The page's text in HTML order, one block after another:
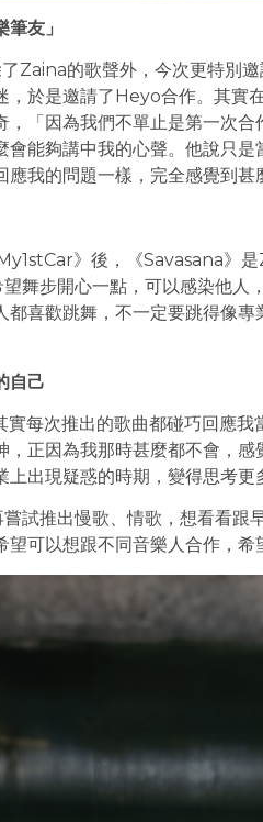
友」
了Zaina的歌聲外，今次更特別
，於是邀請了Heyo合作。其實
，「因為我們不單止是第一次
會能夠講中我的心聲。他說只
應我的問題一樣，完全感覺到甚
》後，《Savasana》
舞步開心一點，可以感染他人
都喜歡跳舞，不一定要跳得像
自己
實每次推出的歌曲都碰巧回應
，正因為我那時甚麼都不會，
上出現疑惑的時期，變得思考更
試推出慢歌、情歌，想看看跟
望可以想跟不同音樂人合作，希